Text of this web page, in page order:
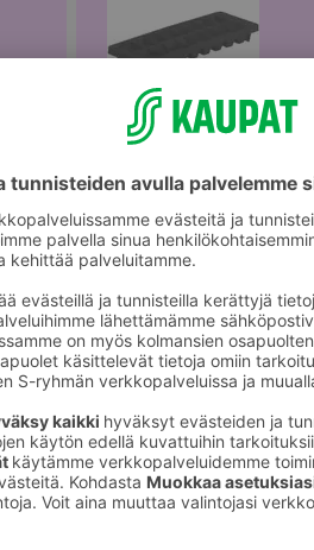
Muut ruoanvalmistustuotteet